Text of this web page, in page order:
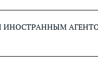
ИНОСТРАННЫМ